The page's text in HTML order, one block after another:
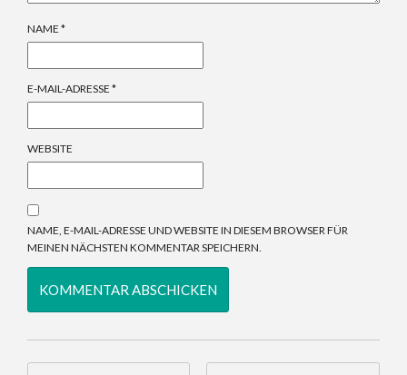
NAME *
E-MAIL-ADRESSE *
WEBSITE
NAME, E-MAIL-ADRESSE UND WEBSITE IN DIESEM BROWSER FÜR
MEINEN NÄCHSTEN KOMMENTAR SPEICHERN.